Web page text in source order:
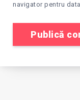
navigator pentru